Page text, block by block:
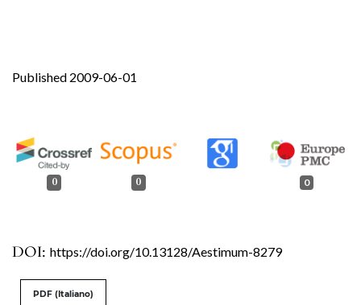
DOI: https://doi.org/10.13128/Aestimum-8279
Published 2009-06-01
0 0 0
PDF (Italiano)